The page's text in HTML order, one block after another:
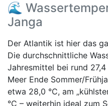
🌊
Janga
Der Atlantik ist hier das
Die durchschnittliche
Jahresmittel bei rund
Meer Ende Sommer/
etwa 28,0 °C, am
°C – weiterhin ideal zum